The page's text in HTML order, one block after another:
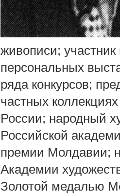
живописи;
персональных
ряда конкурсов;
частных
России; народный
Российской
премии Молдавии;
Академии
Золотой медалью